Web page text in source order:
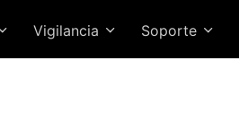
Vigilancia Soporte